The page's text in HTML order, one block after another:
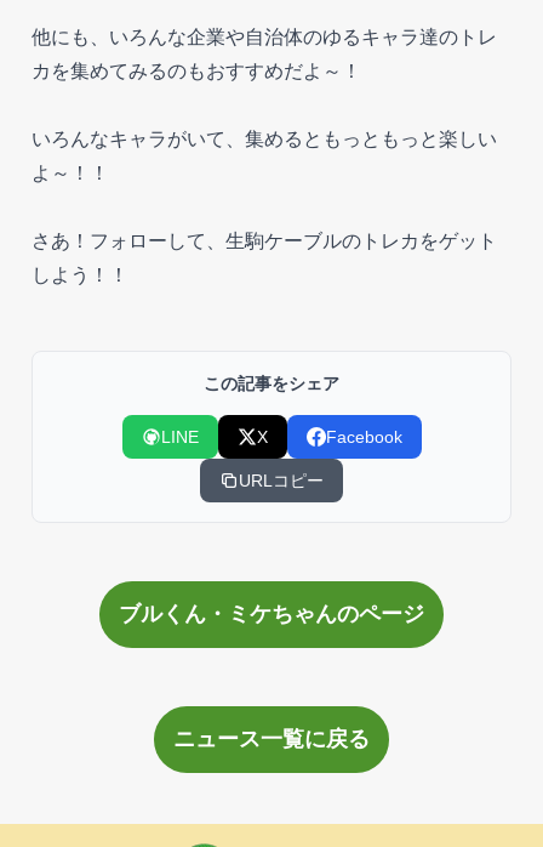
他にも、いろんな企業や自治体のゆるキャラ達のトレ
カを集めてみるのもおすすめだよ～！
いろんなキャラがいて、集めるともっともっと楽しい
よ～！！
さあ！フォローして、生駒ケーブルのトレカをゲット
しよう！！
この記事をシェア
LINE X Facebook
URLコピー
ブルくん・ミケちゃんのページ
ニュース一覧に戻る